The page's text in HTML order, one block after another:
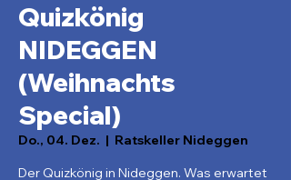
Quizkönig
NIDEGGEN
(Weihnachts
Special)
Do., 04. Dez.
  |
Ratskeller Nideggen
Der Quizkönig in Nideggen. Was erwartet